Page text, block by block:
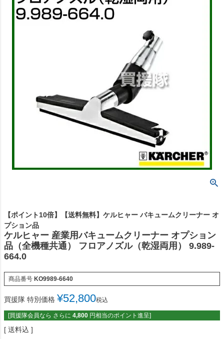
【ポイント10倍】【送料無料】ケルヒャー バキュームクリーナー オ
プション品
ケルヒャー 産業用バキュームクリーナー オプション
品（全機種共通） フロアノズル（乾湿両用） 9.989-
664.0
商品番号 KO9989-6640
買援隊 特別価格 ¥52,800税込
[買援隊会員なら さらに 4,800 円相当のポイント進呈]
送料込